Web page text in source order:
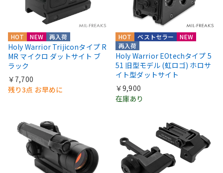
HOT NEW 再入荷
Holy Warrior Trijiconタイプ R
MR マイクロ ダットサイト ブ
ラック
￥7,700
残り3点 お早めに
HOT
NEW
再入荷
ベストセラー
Holy Warrior EOtechタイプ 5
51 旧型モデル (虹ロゴ) ホロサ
イト型ダットサイト
￥9,900
在庫あり